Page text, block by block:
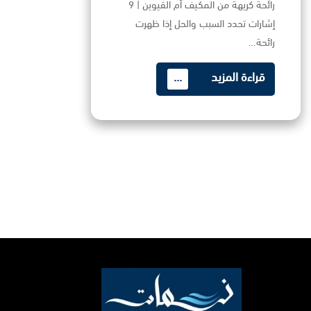
رائحة كريهة من المكيف أم القيوين | 9
إشارات تحدد السبب والحل إذا ظهرت
رائحة…
قراءة المزيد ...